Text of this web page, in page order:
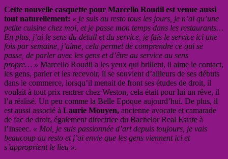
Cette nouvelle casquette pour Marcello Roudil est venue aussi
tout naturellement: « je suis au resto tous les jours, je n’ai qu’une
petite cuisine chez moi, et je passe mon temps dans les restaurants…
En plus, j’ai le sens du détail et du service, je fais le service ici une
fois par semaine, j’aime, cela permet de comprendre ce qui se
passe, de parler avec les gens et d’être au service au sens
propre… » Marcello Roudil a les yeux qui brillent, il aime le contact,
les gens, parler et les recevoir, il se souvient d’ailleurs de ses débuts
dans le commerce, lorsqu’il menait de front ses études de droit, il
voulait à tout prix rentrer chez Weston, cela était pour lui un rêve, il
l’a réalisé. Un peu comme la Belle Epoque aujourd’hui. De plus, il
est aussi associé à Laurie Mouyen, ancienne avocate et camarade
de fac de droit, également directrice du Bachelor Real Estate à
l’Inseec. « Moi, je suis passionnée d’art depuis toujours, je vais
beaucoup au resto et j’ai envie que les gens viennent ici et
s’approprient le lieu ».